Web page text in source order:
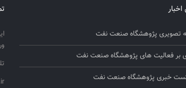
تصویری پژوهشگاه صنعت نفت
بر فعالیت های پژوهشگاه صنعت نفت
خبری پژوهشگاه صنعت نفت